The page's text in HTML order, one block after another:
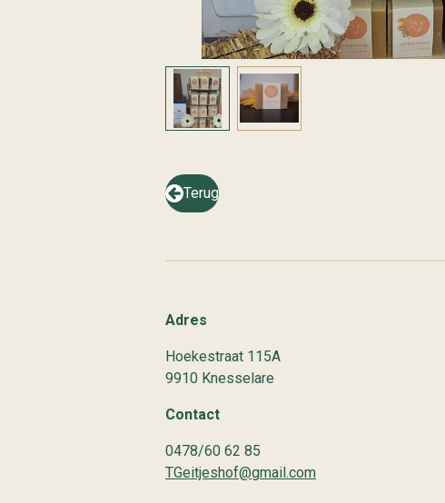
Terug
Adres
Hoekestraat 115A
9910 Knesselare
Contact
0478/60 62 85
TGeitjeshof@gmail.com